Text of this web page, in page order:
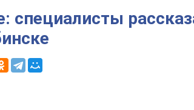
специалисты